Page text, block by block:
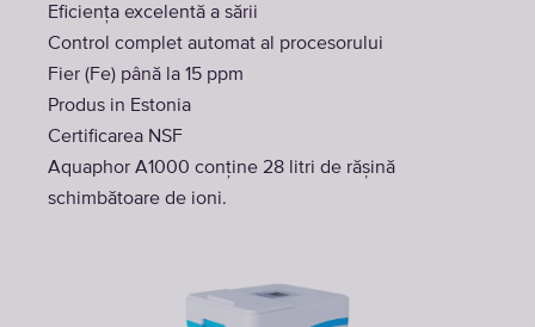
Eficiența excelentă a sării
Control complet automat al procesorului
Fier (Fe) până la 15 ppm
Produs in Estonia
Certificarea NSF
Aquaphor A1000 conține 28 litri de rășină
schimbătoare de ioni.